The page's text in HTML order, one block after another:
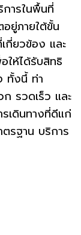
การในพื้นที่
อยู่ภายใต้ขั้น
กี่ยวข้อง และ
ให้ได้รับสิทธิ
ทั้งนึ้ ท่า
ก รวดเร็ว และ
เดินทางที่ดีแก่
รฐาน บริการ